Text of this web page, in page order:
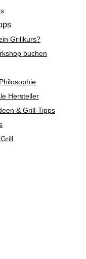
Grillkurs?
buchen
Hersteller
& Grill-Tipps